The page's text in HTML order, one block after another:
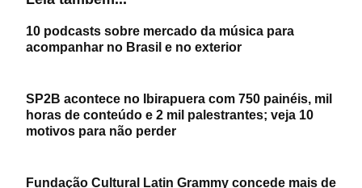
10 podcasts sobre mercado da música para
acompanhar no Brasil e no exterior
SP2B acontece no Ibirapuera com 750 painéis, mil
horas de conteúdo e 2 mil palestrantes; veja 10
motivos para não perder
Fundação Cultural Latin Grammy concede mais de